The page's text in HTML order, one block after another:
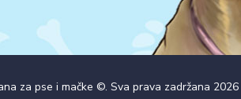
za pse i mačke ©. Sva prava zadržana 2026